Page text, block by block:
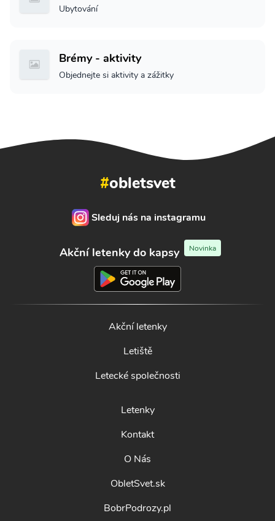
Ubytování
Brémy - aktivity
Objednejte si aktivity a zážitky
#obletsvet
Sleduj nás na instagramu
Akční letenky do kapsy Novinka
Akční letenky
Letiště
Letecké společnosti
Letenky
Kontakt
O Nás
ObletSvet.sk
BobrPodrozy.pl